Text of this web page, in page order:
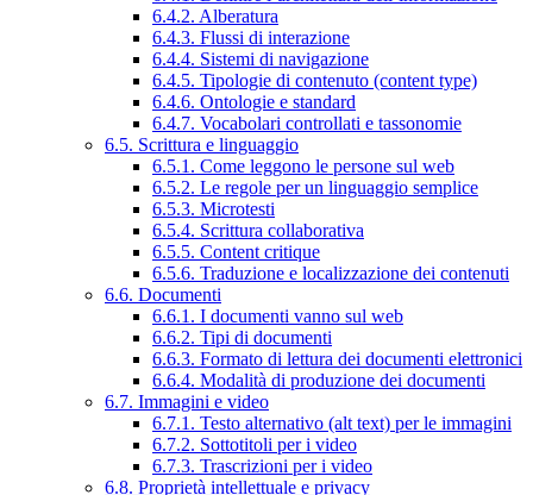
6.4.2. Alberatura
6.4.3. Flussi di interazione
6.4.4. Sistemi di navigazione
6.4.5. Tipologie di contenuto (content type)
6.4.6. Ontologie e standard
6.4.7. Vocabolari controllati e tassonomie
6.5. Scrittura e linguaggio
6.5.1. Come leggono le persone sul web
6.5.2. Le regole per un linguaggio semplice
6.5.3. Microtesti
6.5.4. Scrittura collaborativa
6.5.5. Content critique
6.5.6. Traduzione e localizzazione dei contenuti
6.6. Documenti
6.6.1. I documenti vanno sul web
6.6.2. Tipi di documenti
6.6.3. Formato di lettura dei documenti elettronici
6.6.4. Modalità di produzione dei documenti
6.7. Immagini e video
6.7.1. Testo alternativo (alt text) per le immagini
6.7.2. Sottotitoli per i video
6.7.3. Trascrizioni per i video
6.8. Proprietà intellettuale e privacy